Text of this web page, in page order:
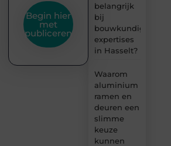
belangrijk
bij
bouwkundige
expertises
in Hasselt?
Waarom
aluminium
ramen en
deuren een
slimme
keuze
kunnen
Begin hier
met
publiceren